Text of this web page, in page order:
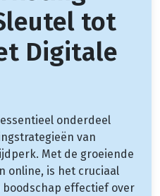
tot
Digitale
onderdeel
van
Met de groeiende
online, is het cruciaal
effectief over